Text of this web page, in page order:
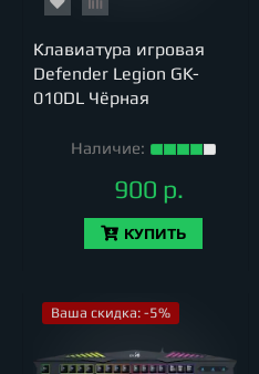
Клавиатура игровая
Defender Legion GK-
010DL Чёрная
Наличие:
900 р.
КУПИТЬ
Ваша скидка: -5%